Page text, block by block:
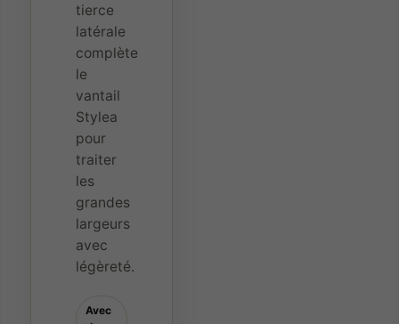
tierce
latérale
complète
le
vantail
Stylea
pour
traiter
les
grandes
largeurs
avec
légèreté.
Avec